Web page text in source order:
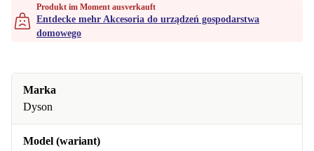
Produkt im Moment ausverkauft
Entdecke mehr Akcesoria do urządzeń gospodarstwa
domowego
Marka
Dyson
Model (wariant)